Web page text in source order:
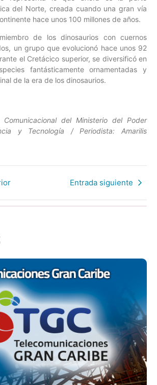
del Norte, creada cuando una gran vía
hace unos 100 millones de años.
de los dinosaurios con cuernos
un grupo que evolucionó hace unos 92
el Cretácico superior, se diversificó en
fantásticamente ornamentadas y
de la era de los dinosaurios.
del Ministerio del Poder
y Tecnología / Periodista: Amarilis
Entrada siguiente